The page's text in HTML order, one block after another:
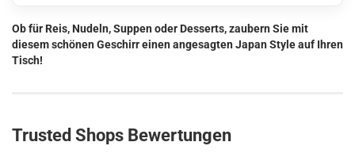
Ob für Reis, Nudeln, Suppen oder Desserts, zaubern Sie mit
diesem schönen Geschirr einen angesagten Japan Style auf Ihren
Tisch!
Trusted Shops Bewertungen